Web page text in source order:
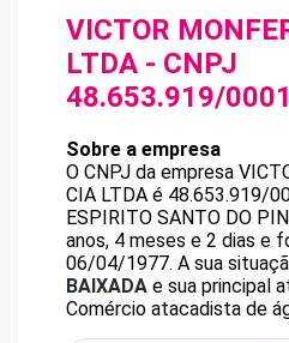
VICTOR
LTDA - CNPJ
48.653.919/
Sobre a empresa
O CNPJ da empresa
CIA LTDA é 48.653.919/
ESPIRITO SANTO DO
anos, 4 meses e 2 dias e
06/04/1977. A sua
BAIXADA e sua principal
Comércio atacadista de